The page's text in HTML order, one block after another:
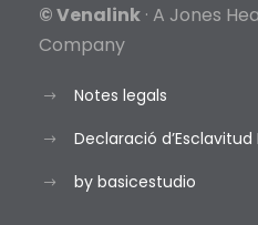
© Venalink · A Jones
Company
Notes legals
Declaració
by basicestudio